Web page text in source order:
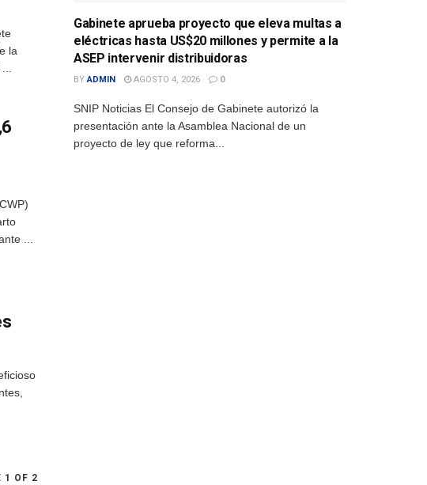
la
...
1 OF 2
Gabinete aprueba proyecto que eleva multas a
eléctricas hasta US$20 millones y permite a la
ASEP intervenir distribuidoras
BY ADMIN AGOSTO 4, 2026 0
SNIP Noticias El Consejo de Gabinete autorizó la
presentación ante la Asamblea Nacional de un
proyecto de ley que reforma...